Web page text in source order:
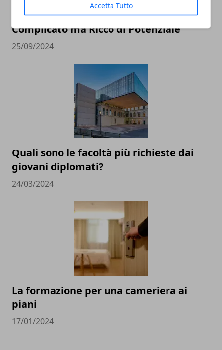
Accetta Tutto
Social Media e Istruzione: Un Binomio
Complicato ma Ricco di Potenziale
25/09/2024
Quali sono le facoltà più richieste dai
giovani diplomati?
24/03/2024
La formazione per una cameriera ai
piani
17/01/2024